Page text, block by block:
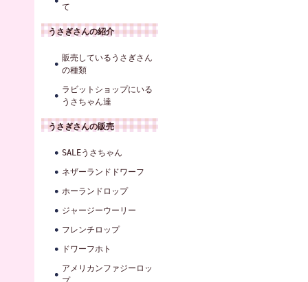
て
うさぎさんの紹介
販売しているうさぎさん
の種類
ラビットショップにいる
うさちゃん達
うさぎさんの販売
SALEうさちゃん
ネザーランドドワーフ
ホーランドロップ
ジャージーウーリー
フレンチロップ
ドワーフホト
アメリカンファジーロッ